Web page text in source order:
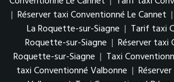
| Réserver taxi Conventionné Le Cannet |
La Roquette-sur-Siagne | Tarif taxi
Roquette-sur-Siagne | Réserver taxi
Roquette-sur-Siagne | Taxi
taxi Conventionné Valbonne |